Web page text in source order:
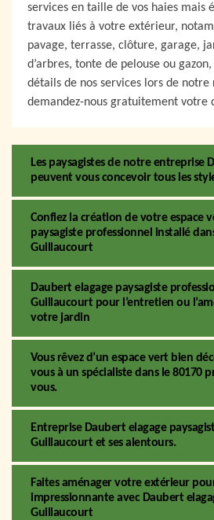
services en taille de vos haies mais
travaux liés à votre extérieur,
pavage, terrasse, clôture, garage,
d’arbres, tonte de pelouse ou
détails de nos services lors de notre
demandez-nous gratuitement votre
Les paysagistes de notre entreprise
peuvent vous concevoir tous les
Confiez la création de votre espace
paysagiste professionnel installé
Guillaucourt
Daubert elagage paysagiste
Guillaucourt pour l’entretien ou
votre jardin
Vous rêvez d’un espace vert bien
vous à un spécialiste dans le 80170
vous.
Entreprise Daubert elagage
Guillaucourt et ses alentours.
Faites aménager votre extérieur
impressionnante avec Daubert
Guillaucourt